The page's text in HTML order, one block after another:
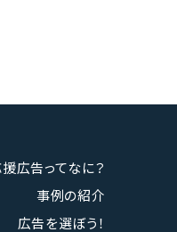
広告ってなに？
事例の紹介
広告を選ぼう！